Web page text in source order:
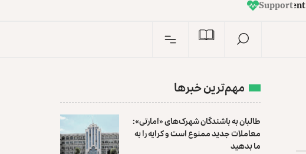
t
n
e
d
n
e
p
e
d
n
ISupport
مهم‌ترین خبرها
طالبان به باشندگان شهرک‌های «امارتی»:
معاملات جدید ممنوع است و کرایه را به
ما بدهید